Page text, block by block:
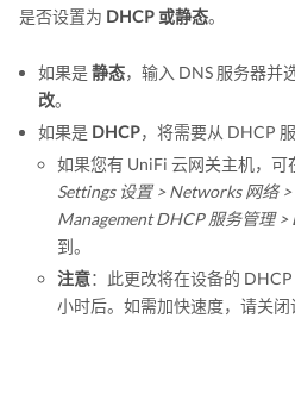
是否设置为 DHCP 或静态。
如果是静态，输入 DNS 服务器并
改。
如果是 DHCP，将需要从 DHCP
如果您有 UniFi 云网关主机，可
Settings 设置 > Networks 网络
Management DHCP 服务管理 >
到。
注意：此更改将在设备的
小时后。如需加快速度，请关闭